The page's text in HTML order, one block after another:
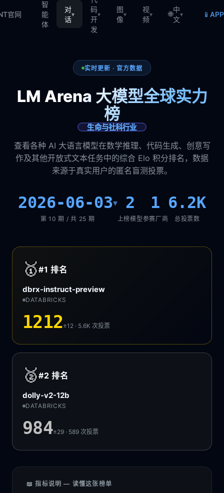
官网
智
能
体
对
话
▾
码
开
发
▾
图
像
▾
视
频
▾ 🌐
中
文
▾ 📱
实时更新 · 官方数据
LM Arena 大模型全球实力
榜
生命与社科行业
查看各种 AI 大语言模型在数学推理、代码生成、创意写
作及其他开放式文本任务中的综合 Elo 积分排名，数据
来源于真实用户的匿名盲测投票。
2026-06-03▾
第 10 期 / 共 25 期
2
上榜模型
1
参赛厂商
6.2K
总投票数
🥇 #1排名
dbrx-instruct-preview
DATABRICKS
1212±12 · 5.6K次投票
🥈 #2排名
dolly-v2-12b
DATABRICKS
984±29 · 589 次投票
📖 指标说明 — 读懂这张榜单